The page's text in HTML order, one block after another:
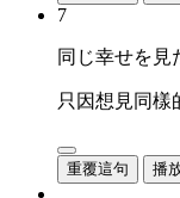
7
同じ幸せを見
只因想見同樣
重覆這句 播